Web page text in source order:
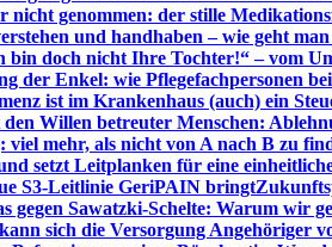
nicht genommen: der stille
und handhaben – wie geht
bin doch nicht Ihre Tochter!“ – vom
der Enkel: wie Pflegefachpersonen
ist im Krankenhaus (auch) ein
Willen betreuter Menschen:
viel mehr, als nicht von A nach B zu
setzt Leitplanken für eine
S3-Leitlinie GeriPAIN bringt
gegen Sawatzki-Schelte: Warum wir
sich die Versorgung Angehöriger